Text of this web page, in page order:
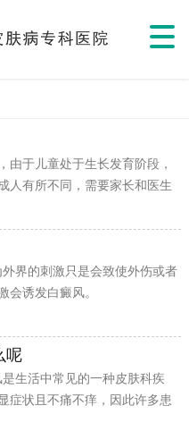
由于儿童处于生长发育阶段，
人有所不同，需要家长和医生
的治疗需要更加谨慎和个性
率近年来有所上升，可能与环
等多种因素有关。儿童白斑常
心理健康和社交发展影响较
响孩子的成长。 儿童白癜风的
未成熟，某些药物可能对其生
选择安全性较高的方法，如局
长发育的药物，确保治疗安全
对儿童白癜风患者尤为重要。
待，产生自卑心理。家长应给
信，必要时寻求专业心理干
界的刺激只是会致使外伤或者
会诱发白癜风。
呢
生活中常见的一种皮肤科疾
症状且不痛不痒，因此许多患
期。那么就来盘点一下白癜风